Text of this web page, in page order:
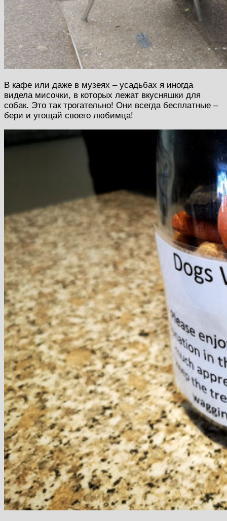
В кафе или даже в музеях – усадьбах я иногда
видела мисочки, в которых лежат вкусняшки для
собак. Это так трогательно! Они всегда бесплатные –
бери и угощай своего любимца!